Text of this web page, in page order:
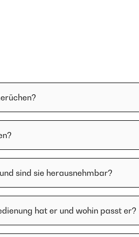
sind sie herausnehmbar?
hat er und wohin passt er?